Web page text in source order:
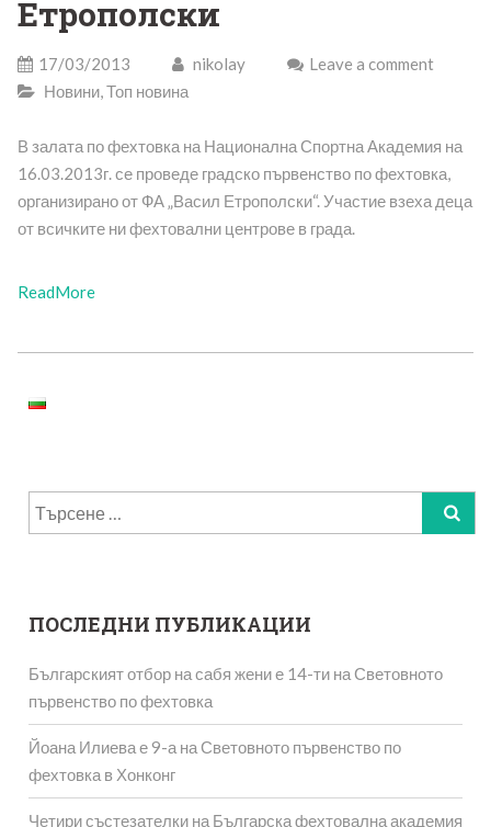
Етрополски
17/03/2013 nikolay
Leave a comment
Новини,Топ новина
В залата по фехтовка на Национална Спортна Академия на
16.03.2013г. се проведе градско първенство по фехтовка,
организирано от ФА „Васил Етрополски“. Участие взеха деца
от всичките ни фехтовални центрове в града.
ReadMore
Търсене
за:
ПОСЛЕДНИ ПУБЛИКАЦИИ
Българският отбор на сабя жени е 14-ти на Световното
първенство по фехтовка
Йоана Илиева е 9-а на Световното първенство по
фехтовка в Хонконг
Четири състезателки на Българска фехтовална академия